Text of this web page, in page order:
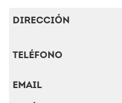
DIRECCIÓN
TELÉFONO
EMAIL